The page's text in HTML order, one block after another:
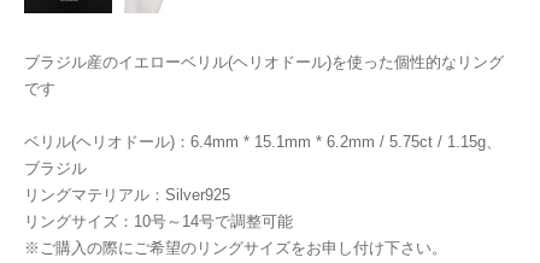
ブラジル産のイエローベリル(ヘリオドール)を使った個性的なリング
です
ベリル(ヘリオドール)：6.4mm * 15.1mm * 6.2mm / 5.75ct / 1.15g、
ブラジル
リングマテリアル：Silver925
リングサイズ：10号～14号で調整可能
※ご購入の際にご希望のリングサイズをお申し付け下さい。